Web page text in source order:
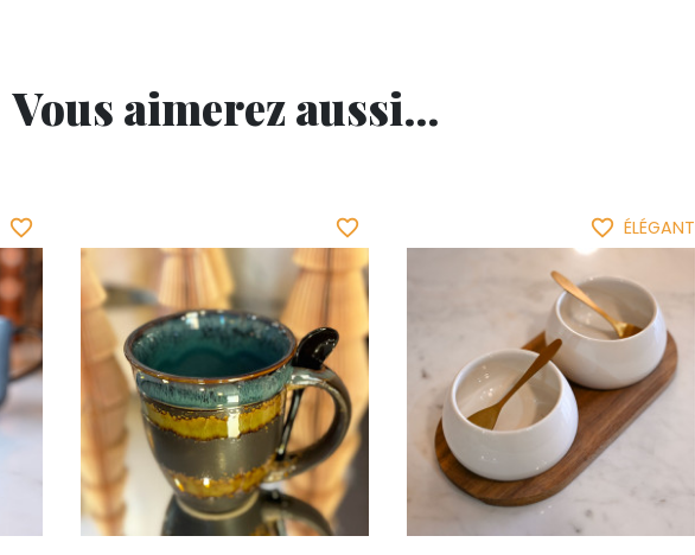
Vous aimerez aussi...
favorite_border favorite_border favorite_border ÉLÉGANT